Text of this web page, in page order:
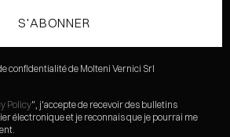
confidentialité de Molteni Vernici Srl
Policy", j'accepte de recevoir des bulletins
électronique et je reconnais que je pourrai me